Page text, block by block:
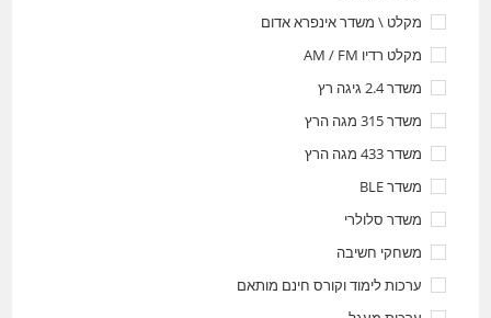
מקלט \ משדר אינפרא אדום
מקלט רדיו AM / FM
משדר 2.4 גיגה רץ
משדר 315 מגה הרץ
משדר 433 מגה הרץ
משדר BLE
משדר סלולרי
משחקי חשיבה
ערכות לימוד וקורס חינם מותאם